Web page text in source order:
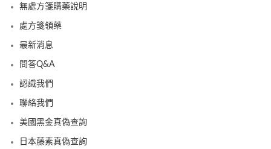
無處方箋購藥說明
處方箋領藥
最新消息
問答Q&A
認識我們
聯絡我們
美國黑金真偽查詢
日本藤素真偽查詢